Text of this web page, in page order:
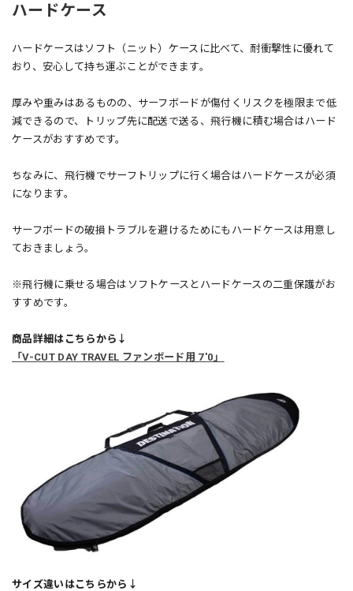
ハードケース
ハードケースはソフト（ニット）ケースに比べて、耐衝撃性に優れて
おり、安心して持ち運ぶことができます。
厚みや重みはあるものの、サーフボードが傷付くリスクを極限まで低
減できるので、トリップ先に配送で送る、飛行機に積む場合はハード
ケースがおすすめです。
ちなみに、飛行機でサーフトリップに行く場合はハードケースが必須
になります。
サーフボードの破損トラブルを避けるためにもハードケースは用意し
ておきましょう。
※飛行機に乗せる場合はソフトケースとハードケースの二重保護がお
すすめです。
商品詳細はこちらから↓
「V-CUT DAY TRAVEL ファンボード用 7'0」
サイズ違いはこちらから↓